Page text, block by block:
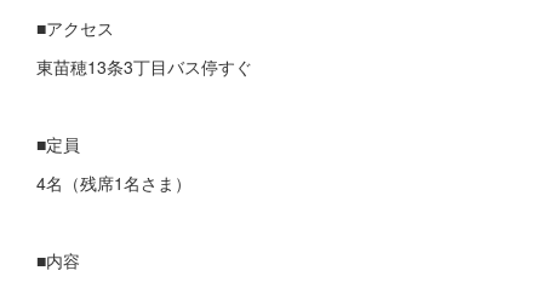
■アクセス
東苗穂13条3丁目バス停すぐ
■定員
4名（残席1名さま）
■内容